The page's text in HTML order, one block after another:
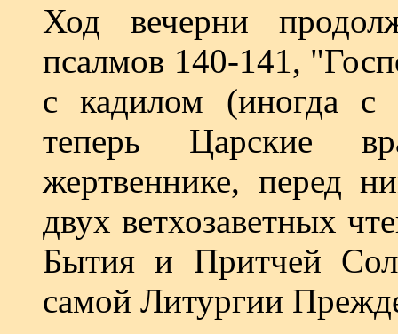
Ход вечерни
псалмов 140-141,
с кадилом (иногда с
теперь Царские
жертвеннике, перед
двух ветхозаветных
Бытия и Притчей
самой Литургии